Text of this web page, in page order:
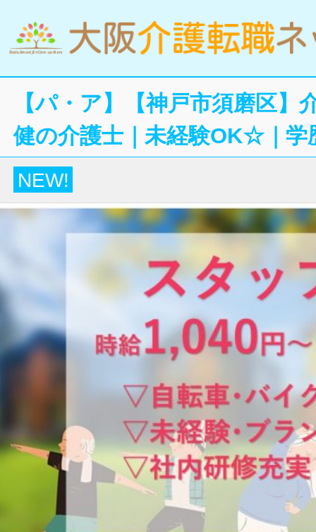
【パ・ア】【神戸市須磨区
健の介護士｜未経験OK☆｜学
NEW!